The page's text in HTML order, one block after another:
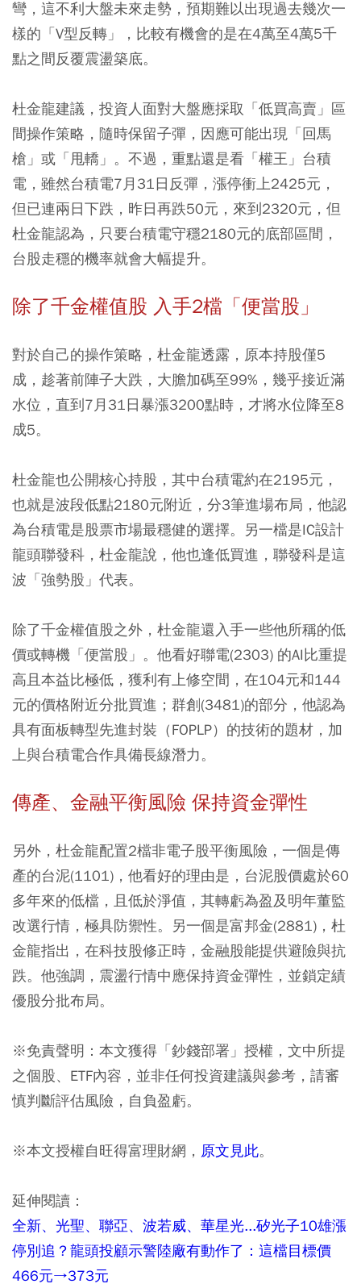
彎，這不利大盤未來走勢，預期難以出現過去幾次一
樣的「V型反轉」，比較有機會的是在4萬至4萬5千
點之間反覆震盪築底。
杜金龍建議，投資人面對大盤應採取「低買高賣」區
間操作策略，隨時保留子彈，因應可能出現「回馬
槍」或「甩轎」。不過，重點還是看「權王」台積
電，雖然台積電7月31日反彈，漲停衝上2425元，
但已連兩日下跌，昨日再跌50元，來到2320元，但
杜金龍認為，只要台積電守穩2180元的底部區間，
台股走穩的機率就會大幅提升。
除了千金權值股 入手2檔「便當股」
對於自己的操作策略，杜金龍透露，原本持股僅5
成，趁著前陣子大跌，大膽加碼至99%，幾乎接近滿
水位，直到7月31日暴漲3200點時，才將水位降至8
成5。
杜金龍也公開核心持股，其中台積電約在2195元，
也就是波段低點2180元附近，分3筆進場布局，他認
為台積電是股票市場最穩健的選擇。另一檔是IC設計
龍頭聯發科，杜金龍說，他也逢低買進，聯發科是這
波「強勢股」代表。
除了千金權值股之外，杜金龍還入手一些他所稱的低
價或轉機「便當股」。他看好聯電(2303) 的AI比重提
高且本益比極低，獲利有上修空間，在104元和144
元的價格附近分批買進；群創(3481)的部分，他認為
具有面板轉型先進封裝（FOPLP）的技術的題材，加
上與台積電合作具備長線潛力。
傳產、金融平衡風險 保持資金彈性
另外，杜金龍配置2檔非電子股平衡風險，一個是傳
產的台泥(1101)，他看好的理由是，台泥股價處於60
多年來的低檔，且低於淨值，其轉虧為盈及明年董監
改選行情，極具防禦性。另一個是富邦金(2881)，杜
金龍指出，在科技股修正時，金融股能提供避險與抗
跌。他強調，震盪行情中應保持資金彈性，並鎖定績
優股分批布局。
※免責聲明：本文獲得「鈔錢部署」授權，文中所提
之個股、ETF內容，並非任何投資建議與參考，請審
慎判斷評估風險，自負盈虧。
※本文授權自旺得富理財網， 原文見此。
延伸閱讀：
全新、光聖、聯亞、波若威、華星光...矽光子10雄漲
停別追？龍頭投顧示警陸廠有動作了：這檔目標價
466元→373元